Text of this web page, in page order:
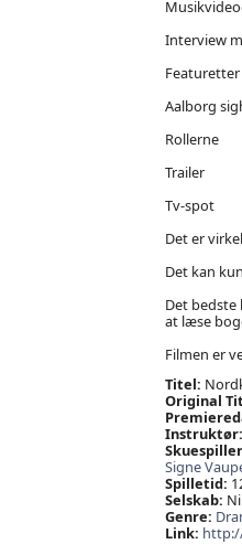
Interview
Featuretter
Aalborg
Rollerne
Trailer
Tv-spot
Det er
Det kan
Det
at læse
Filmen er
Titel:
Original
Instruktør:
Signe
Spilletid:
Selskab:
Genre:
Link: